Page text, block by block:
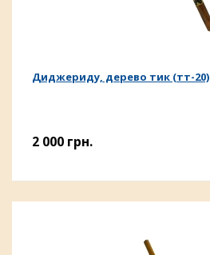
Диджериду, дерево тик (тт-20)
2 000 грн.